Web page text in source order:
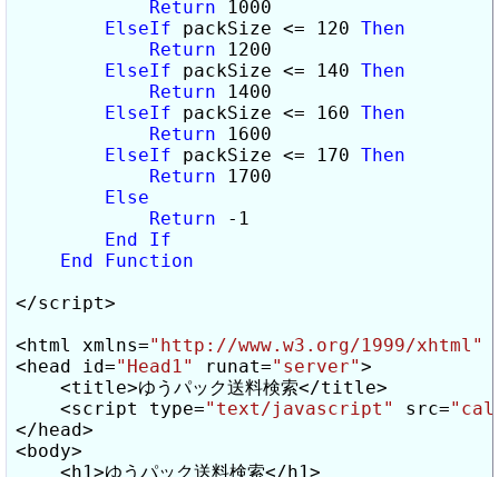
Return 1000
ElseIf packSize <= 120 Then
Return 1200
ElseIf packSize <= 140 Then
Return 1400
ElseIf packSize <= 160 Then
Return 1600
ElseIf packSize <= 170 Then
Return 1700
Else
Return -1
End
If
End
Function
</script>
<html xmlns="http://www.w3.org/1999/xhtml"
<head id="Head1" runat="server">
    <title>ゆうパック送料検索</title>
    <script type=
"text/javascript" src=
</head>
<body>
    <h1>ゆうパック送料検索</h1>